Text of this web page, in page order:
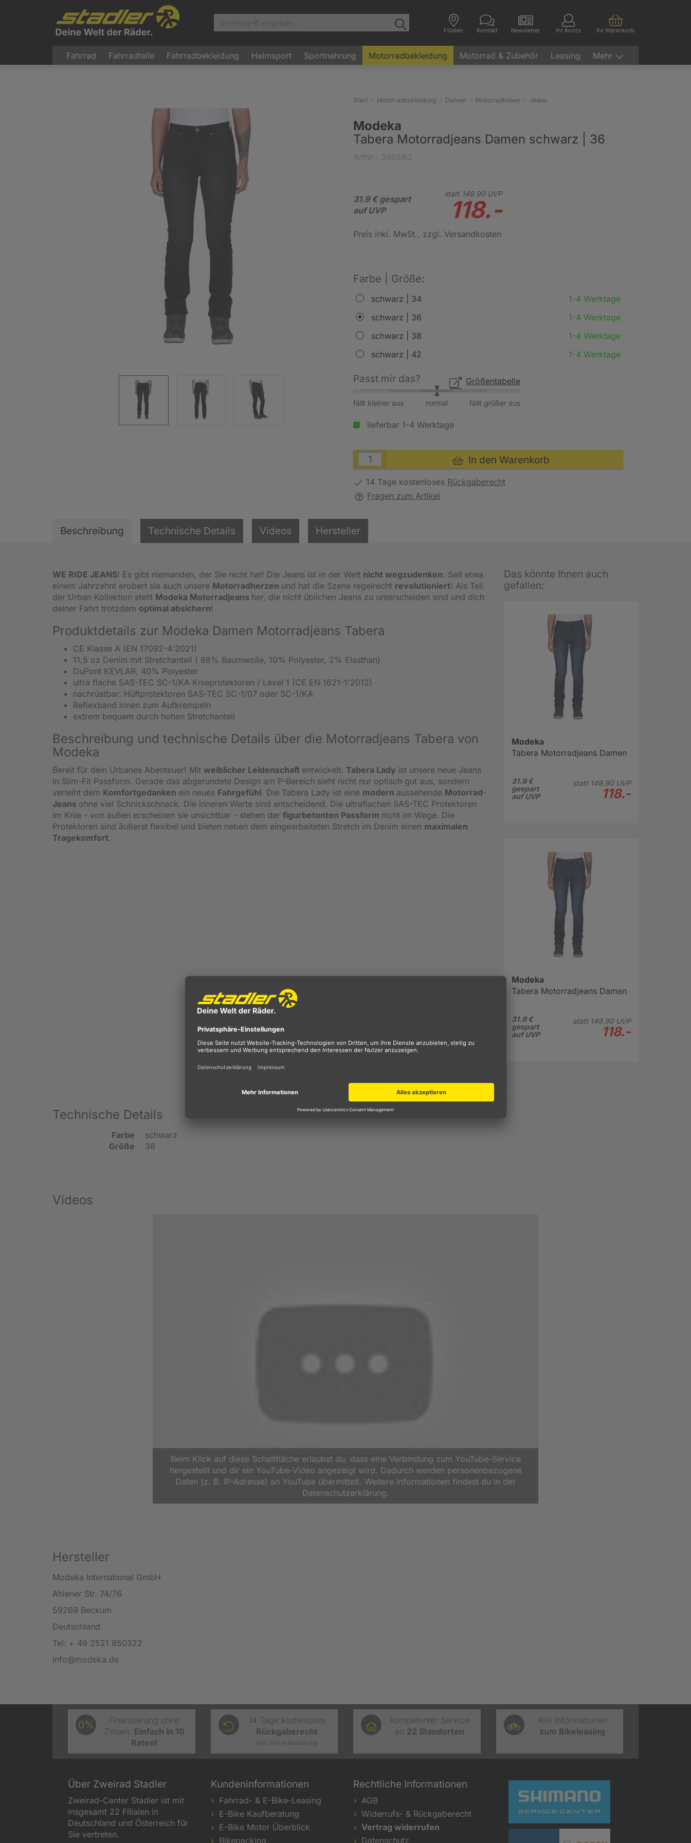
Filialen Kontakt Newsletter Ihr Konto Ihr Warenkorb
Fahrrad Fahrradteile Fahrradbekleidung Heimsport Sportnahrung Motorradbekleidung Motorrad & Zubehör Leasing Mehr
Start Motorradbekleidung Damen Motorradhosen Jeans
Modeka
Tabera Motorradjeans Damen schwarz | 36
31.9 € gespart
auf UVP
statt 149.90UVP
118.-
Preis inkl. MwSt., zzgl. Versandkosten
Farbe | Größe:
schwarz | 34
1-4 Werktage
schwarz | 36
1-4 Werktage
schwarz | 38
1-4 Werktage
schwarz | 42
1-4 Werktage
Größentabelle
Passt mir das?
fällt kleiner aus fällt größer aus
normal
lieferbar 1-4 Werktage
In den Warenkorb
14 Tage kostenloses Rückgaberecht
Fragen zum Artikel
Beschreibung Technische Details Videos Hersteller
WE RIDE JEANS! Es gibt niemanden, der Sie nicht hat! Die Jeans ist in der Welt nicht wegzudenken. Seit etwa
einem Jahrzehnt erobert sie auch unsere Motorradherzen und hat die Szene regelrecht revolutioniert! Als Teil
der Urban Kollektion stellt Modeka Motorradjeans her, die nicht üblichen Jeans zu unterscheiden sind und dich
deiner Fahrt trotzdem optimal absichern!
Produktdetails zur Modeka Damen Motorradjeans Tabera
CE Klasse A (EN 17092-4:2021)
11,5 oz Denim mit Stretchanteil ( 88% Baumwolle, 10% Polyester, 2% Elasthan)
DuPont KEVLAR, 40% Polyester
ultra flache SAS-TEC SC-1/KA Knieprotektoren / Level 1 (CE EN 1621-1:2012)
nachrüstbar: Hüftprotektoren SAS-TEC SC-1/07 oder SC-1/KA
Reflexband innen zum Aufkrempeln
extrem bequem durch hohen Stretchanteil
Beschreibung und technische Details über die Motorradjeans Tabera von
Modeka
Bereit für dein Urbanes Abenteuer! Mit weiblicher Leidenschaft entwickelt: Tabera Lady ist unsere neue Jeans
in Slim-Fit Passform. Gerade das abgerundete Design am P-Bereich sieht nicht nur optisch gut aus, sondern
verleiht dem Komfortgedanken ein neues Fahrgefühl. Die Tabera Lady ist eine modern aussehende Motorrad-
Jeans ohne viel Schnickschnack. Die inneren Werte sind entscheidend. Die ultraflachen SAS-TEC Protektoren
im Knie - von außen erscheinen sie unsichtbar - stehen der figurbetonten Passform nicht im Wege. Die
Protektoren sind äußerst flexibel und bieten neben dem eingearbeiteten Stretch im Denim einen maximalen
Tragekomfort.
Das könnte Ihnen auch
gefallen:
Modeka
Tabera Motorradjeans Damen
31.9 €
gespart
auf UVP
statt 149.90UVP
118.-
Modeka
Tabera Motorradjeans Damen
31.9 €
gespart
auf UVP
statt 149.90UVP
118.-
Technische Details
Farbe
schwarz
Größe
36
Videos
Beim Klick auf diese Schaltfläche erlaubst du, dass eine Verbindung zum YouTube-Service
hergestellt und dir ein YouTube-Video angezeigt wird. Dadurch werden personenbezogene
Daten (z. B. IP-Adresse) an YouTube übermittelt. Weitere Informationen findest du in der
Datenschutzerklärung.
Hersteller
Modeka International GmbH
Ahlener Str. 74/76
59269 Beckum
Deutschland
Tel: + 49 2521 850322
info@modeka.de
0%
Finanzierung ohne
Zinsen: Einfach in 10
Raten!
14 Tage kostenloses
Rückgaberecht
(bei Online-Bestellung)
Kompetenter Service
an 22 Standorten
Alle Informationen
zum Bikeleasing
Über Zweirad Stadler
Zweirad-Center Stadler ist mit
insgesamt 22 Filialen in
Deutschland und Österreich für
Sie vertreten.
Kundeninformationen
Fahrrad- & E-Bike-Leasing
E-Bike Kaufberatung
E-Bike Motor Überblick
Bikepacking
Rechtliche Informationen
AGB
Widerrufs- & Rückgaberecht
Vertrag widerrufen
Datenschutz